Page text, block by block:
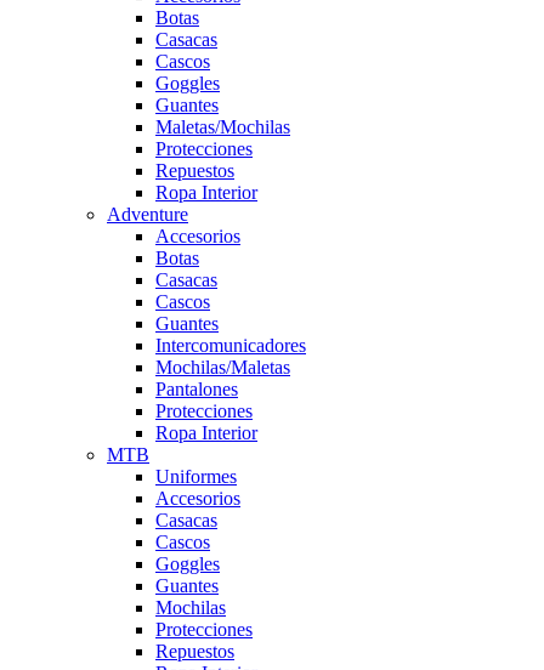
Botas
Casacas
Cascos
Goggles
Guantes
Maletas/Mochilas
Protecciones
Repuestos
Ropa Interior
Adventure
Accesorios
Botas
Casacas
Cascos
Guantes
Intercomunicadores
Mochilas/Maletas
Pantalones
Protecciones
Ropa Interior
MTB
Uniformes
Accesorios
Casacas
Cascos
Goggles
Guantes
Mochilas
Protecciones
Repuestos